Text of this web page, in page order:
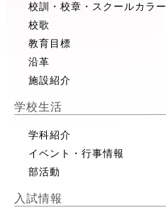
校訓・校章・スクールカラー
校歌
教育目標
沿革
施設紹介
学校生活
学科紹介
イベント・行事情報
部活動
入試情報